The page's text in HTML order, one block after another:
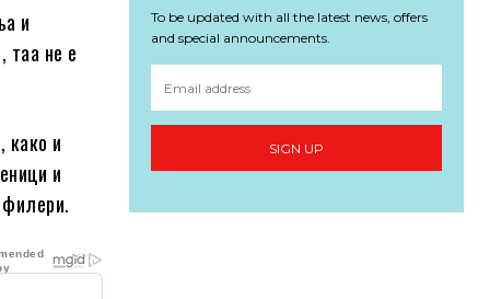
и
таа не е
како и
и
филери.
To be updated with all the latest news, offers
and special announcements.
SIGN UP